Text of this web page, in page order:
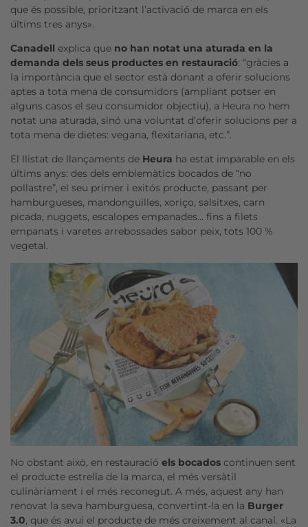
que és possible, prioritzant l’activació de marca en els
últims tres anys».
Canadell explica que no han notat una aturada en la
demanda dels seus productes en restauració: “gràcies a
la importància que el sector està donant a oferir solucions
aptes a tota mena de consumidors (ampliant potser en
alguns casos el seu consumidor objectiu), a Heura no hem
notat una aturada, sinó una voluntat d’oferir solucions per a
tota mena de dietes: vegana, flexitariana, etc.”.
El llistat de llançaments de Heura ha estat imparable en els
últims anys: des dels emblemàtics bocados de “no
pollastre”, el seu primer i exitós producte, passant per
hamburgueses, mandonguilles, xoriço, salsitxes, carn
picada, nuggets, escalopes empanades… fins a filets
empanats i varetes arrebossades sabor peix, tots 100 %
vegetal.
No obstant això, en restauració els bocados continuen sent
el producte estrella de la marca, el més versàtil
culinàriament i el més reconegut. A més, aquest any han
renovat la seva hamburguesa, convertint-la en la Burger
3.0, que és avui el producte de més creixement al canal. «La